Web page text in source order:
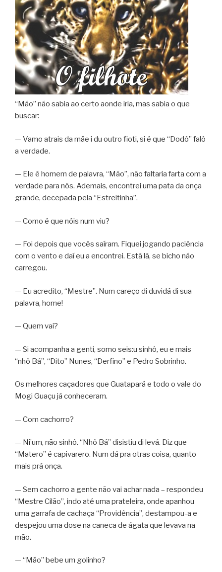
“Mão” não sabia ao certo aonde iria, mas sabia o que
buscar:
— Vamo atrais da mãe i du outro fioti, si é que “Dodô” falô
a verdade.
— Ele é homem de palavra, “Mão”, não faltaria farta com a
verdade para nós. Ademais, encontrei uma pata da onça
grande, decepada pela “Estreitinha”.
— Como é que nóis num viu?
— Foi depois que vocês saíram. Fiquei jogando paciência
com o vento e daí eu a encontrei. Está lá, se bicho não
carregou.
— Eu acredito, “Mestre”. Num careço di duvidá di sua
palavra, home!
— Quem vai?
— Si acompanha a genti, somo seis:u sinhô, eu e mais
“nhô Bá”, “Dito” Nunes, “Derfino” e Pedro Sobrinho.
Os melhores caçadores que Guatapará e todo o vale do
Mogi Guaçu já conheceram.
— Com cachorro?
— Ni’um, não sinhô. “Nhô Bá” disistiu di levá. Diz que
“Matero” é capivarero. Num dá pra otras coisa, quanto
mais prá onça.
— Sem cachorro a gente não vai achar nada – respondeu
“Mestre Cilão”, indo até uma prateleira, onde apanhou
uma garrafa de cachaça “Providência”, destampou-a e
despejou uma dose na caneca de ágata que levava na
mão.
— “Mão” bebe um golinho?